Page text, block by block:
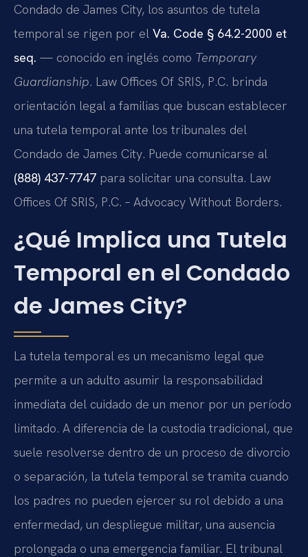
Condado de James City, los asuntos de tutela
temporal se rigen por el Va. Code § 64.2-2000 et
seq. — conocido en inglés como Temporary
Guardianship. Law Offices Of SRIS, P.C. brinda
orientación legal a familias que buscan establecer
una tutela temporal ante los tribunales del
Condado de James City. Puede comunicarse al
(888) 437-7747 para solicitar una consulta. Law
Offices Of SRIS, P.C. – Advocacy Without Borders.
¿Qué Implica una Tutela
Temporal en el Condado
de James City?
La tutela temporal es un mecanismo legal que
permite a un adulto asumir la responsabilidad
inmediata del cuidado de un menor por un período
limitado. A diferencia de la custodia tradicional, que
suele resolverse dentro de un proceso de divorcio
o separación, la tutela temporal se tramita cuando
los padres no pueden ejercer su rol debido a una
enfermedad, un despliegue militar, una ausencia
prolongada o una emergencia familiar. El tribunal